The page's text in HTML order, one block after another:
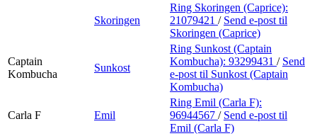
Skoringen
Ring Skoringen (Caprice):
21079421 / Send e-post til
Skoringen (Caprice)
Captain
Kombucha
Sunkost
Ring Sunkost (Captain
Kombucha): 93299431 / Send
e-post til Sunkost (Captain
Kombucha)
Carla F Emil
Ring Emil (Carla F):
96944567 / Send e-post til
Emil (Carla F)